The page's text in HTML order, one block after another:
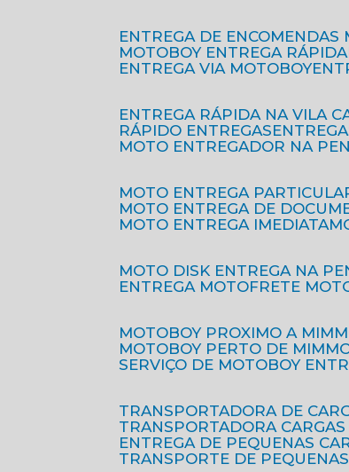
ENTREGA DE ENCOMENDAS
MOTOBOY ENTREGA RÁPIDA
ENTREGA VIA MOTOBOY
ENTREGA RÁPIDA NA VILA
RÁPIDO ENTREGAS
MOTO ENTREGADOR NA
MOTO ENTREGA
MOTO ENTREGA DE
MOTO ENTREGA IMEDIATA
MOTO DISK ENTREGA NA
ENTREGA MOTO
FRETE
MOTOBOY PROXIMO A MIM
MOTOBOY PERTO DE MIM
SERVIÇO DE MOTOBOY
TRANSPORTADORA DE
TRANSPORTADORA
ENTREGA DE PEQUENAS
TRANSPORTE DE